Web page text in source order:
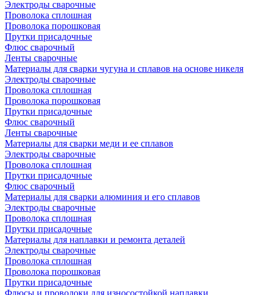
Электроды сварочные
Проволока сплошная
Проволока порошковая
Прутки присадочные
Флюс сварочный
Ленты сварочные
Материалы для сварки чугуна и сплавов на основе никеля
Электроды сварочные
Проволока сплошная
Проволока порошковая
Прутки присадочные
Флюс сварочный
Ленты сварочные
Материалы для сварки меди и ее сплавов
Электроды сварочные
Проволока сплошная
Прутки присадочные
Флюс сварочный
Материалы для сварки алюминия и его сплавов
Электроды сварочные
Проволока сплошная
Прутки присадочные
Материалы для наплавки и ремонта деталей
Электроды сварочные
Проволока сплошная
Проволока порошковая
Прутки присадочные
Флюсы и проволоки для износостойкой наплавки